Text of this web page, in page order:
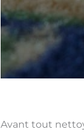
Avant tout